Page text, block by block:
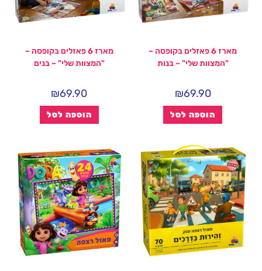
מארז 6 פאזלים בקופסה –
"המצוות שלי" – בנות
₪69.90
הוספה לסל
מארז 6 פאזלים בקופסה –
"המצוות שלי" – בנים
₪69.90
הוספה לסל